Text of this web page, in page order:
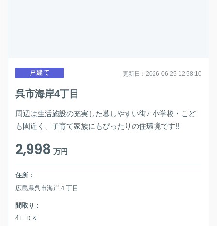
戸建て 更新日：2026-06-25 12:58:10
呉市海岸4丁目
周辺は生活施設の充実した暮しやすい街♪ 小学校・こど
も園近く、子育て家族にもぴったりの住環境です!!
2,998万円
住所：
広島県呉市海岸４丁目
間取り：
4ＬＤＫ